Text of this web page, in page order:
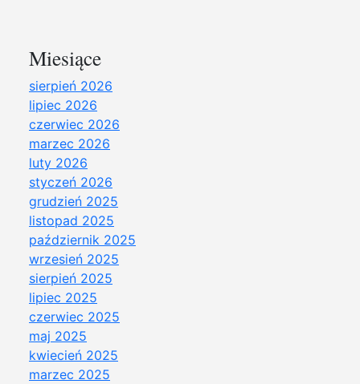
Miesiące
sierpień 2026
lipiec 2026
czerwiec 2026
marzec 2026
luty 2026
styczeń 2026
grudzień 2025
listopad 2025
październik 2025
wrzesień 2025
sierpień 2025
lipiec 2025
czerwiec 2025
maj 2025
kwiecień 2025
marzec 2025